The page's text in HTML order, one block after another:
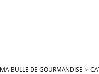
MA BULLE DE GOURMANDISE >